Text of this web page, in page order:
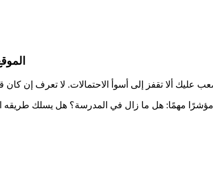
مهمًا: هل ما زال في المدرسة؟ هل يسلك طريقه